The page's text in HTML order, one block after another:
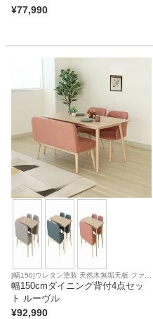
¥77,990
[幅150]ウレタン塗装 天然木無垢天板 ファブ
リック座面
幅150cmダイニング背付4点セッ
ト ルーヴル
¥92,990